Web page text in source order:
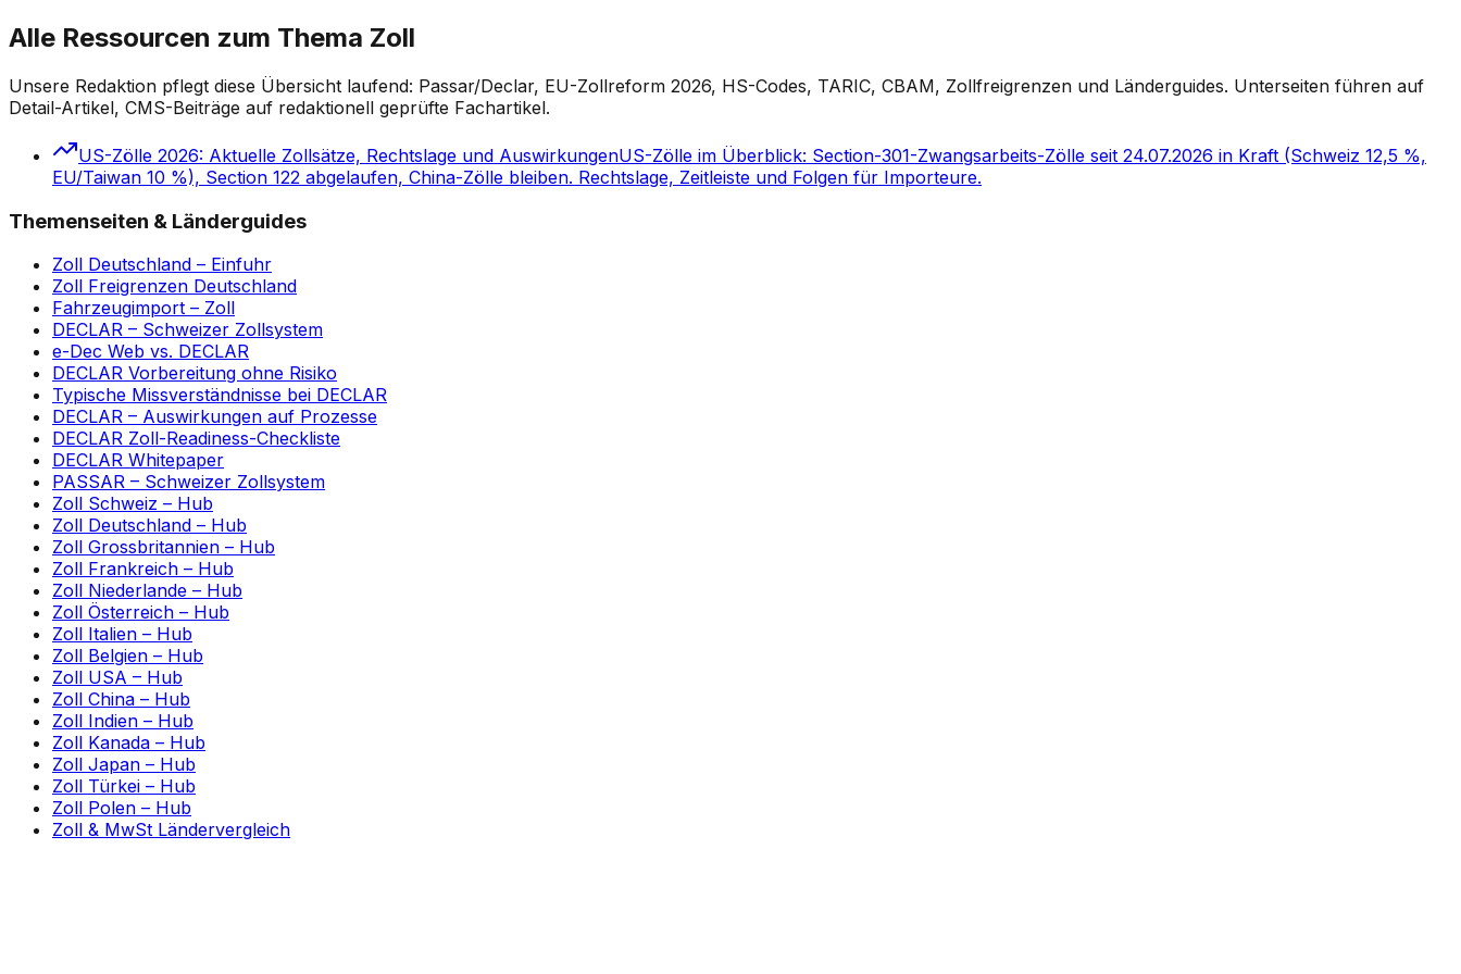
Alle Ressourcen zum Thema Zoll
Unsere Redaktion pflegt diese Übersicht laufend: Passar/Declar, EU-Zollreform 2026, HS-Codes, TARIC, CBAM, Zollfreigrenzen und Länderguides. Unterseiten führen auf
Detail-Artikel, CMS-Beiträge auf redaktionell geprüfte Fachartikel.
US-Zölle 2026: Aktuelle Zollsätze, Rechtslage und AuswirkungenUS-Zölle im Überblick: Section-301-Zwangsarbeits-Zölle seit 24.07.2026 in Kraft (Schweiz 12,5 %,
EU/Taiwan 10 %), Section 122 abgelaufen, China-Zölle bleiben. Rechtslage, Zeitleiste und Folgen für Importeure.
Themenseiten & Länderguides
Zoll Deutschland – Einfuhr
Zoll Freigrenzen Deutschland
Fahrzeugimport – Zoll
DECLAR – Schweizer Zollsystem
e-Dec Web vs. DECLAR
DECLAR Vorbereitung ohne Risiko
Typische Missverständnisse bei DECLAR
DECLAR – Auswirkungen auf Prozesse
DECLAR Zoll-Readiness-Checkliste
DECLAR Whitepaper
PASSAR – Schweizer Zollsystem
Zoll Schweiz – Hub
Zoll Deutschland – Hub
Zoll Grossbritannien – Hub
Zoll Frankreich – Hub
Zoll Niederlande – Hub
Zoll Österreich – Hub
Zoll Italien – Hub
Zoll Belgien – Hub
Zoll USA – Hub
Zoll China – Hub
Zoll Indien – Hub
Zoll Kanada – Hub
Zoll Japan – Hub
Zoll Türkei – Hub
Zoll Polen – Hub
Zoll & MwSt Ländervergleich